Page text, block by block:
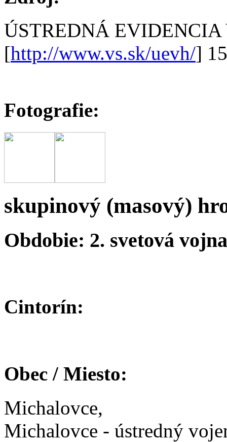
ÚSTREDNÁ
[http://www.vs.sk/uevh/]
Fotografie:
skupinový (masový)
Obdobie: 2. svetová vojna
Cintorín:
Obec / Miesto:
Michalovce,
Michalovce - ústredný